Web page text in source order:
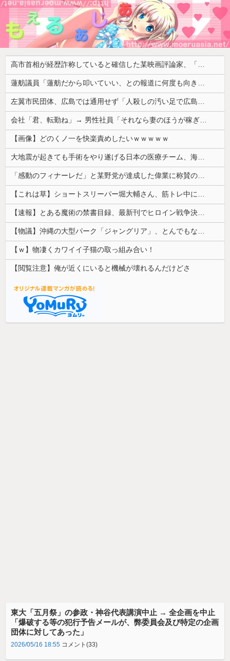
高市首相が経歴詐称していると確信した某映画評論家、「上級公務員試験に合格とは書いてないんですが…」とツッコミを受けまくり……
蓮舫議員「蓮舫だから叩いていい、との報道に何度も向き合ってきました。悔しくても」
左翼市民団体、広島では通用せず「人殺しの汚い足で広島の土を踏むな！」→広島県民「お前らの方が汚いんじゃ！」「ワシらが広島県民じゃ」
会社「君、転勤ね」→ 男性社員「それなら妻のほうが稼ぎいいんで辞めます」⇒ 結果・・・
【画像】どのくノ一を快楽責めしたいｗｗｗｗｗ
大地震が起きても手術をやり遂げる日本の医療チーム、海外でも凄すぎると絶賛
「感動のフィナーレだ」と某野党が達成した偉業に称賛の声が殺到、なんかヒーロー番組の最終回を見ているような気分に……
【これは草】ショートスリーパー堀大輔さん、筋トレ中に「寝たほうが良い」と言われた結果ｗｗｗｗ
【速報】とある魔術の禁書目録、最新刊でヒロイン戦争決着wwwwwwwwwwwww
【物議】沖縄の大型パーク「ジャングリア」、とんでもない物を投入してしまう！！！！！
【ｗ】物凄くカワイイ子猫の取っ組み合い！
【閲覧注意】俺が近くにいると機械が壊れるんだけどさ
東大「五月祭」の参政・神谷代表講演中止 → 全企画を中止
「爆破する等の犯行予告メールが、弊委員会及び特定の企画
団体に対してあった」
2026/05/16 18:55 コメント(33)